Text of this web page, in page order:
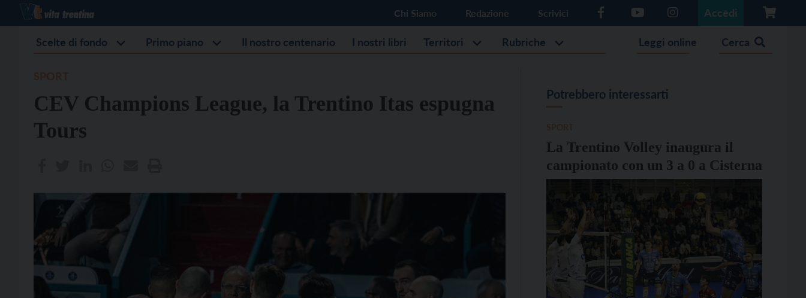
Chi Siamo Redazione Scrivici Accedi
Scelte di fondo Primo piano Il nostro centenario I nostri libri Territori Rubriche Leggi online Cerca
CEV Champions League, la Trentino Itas espugna
Tours
Potrebbero interessarti
La Trentino Volley inaugura il
campionato con un 3 a 0 a Cisterna